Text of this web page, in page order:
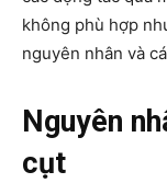
không phù hợp
nguyên nhân và
Nguyên
cụt